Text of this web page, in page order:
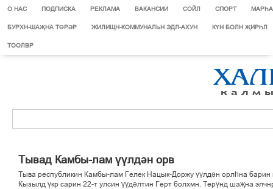
О НАС ПОДПИСКА РЕКЛАМА ВАКАНСИИ СОЙЛ СПОРТ
БУРХН-ШАҖНА ТӨРӘР ЖИЛИЩН-КОММУНАЛЬН ЭДЛ-АХУН КҮН БОЛН ҖИРҺЛ
ТООЛВР
Тывад Камбы-лам үүлдән орв
Тыва республикин Камбы-лам Гелек Нацык-Доржу үүлдән орлһна барин
Кызылд үкр сарин 22-т улсин үүдәлтин Герт болхмн. Терүнд шаҗна